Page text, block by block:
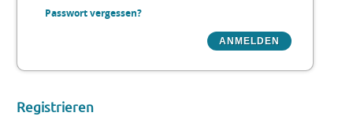
Passwort vergessen?
Registrieren